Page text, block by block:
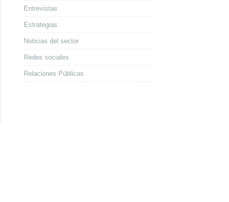
Entrevistas
Estrategias
Noticias del sector
Redes sociales
Relaciones Públicas